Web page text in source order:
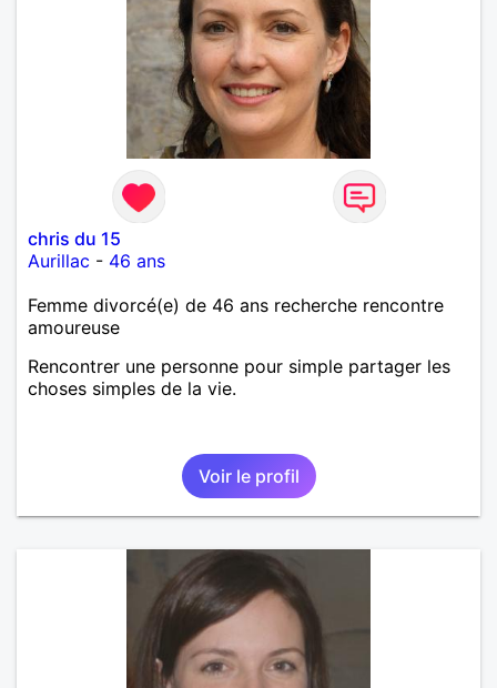
chris du 15
Aurillac - 46 ans
Femme divorcé(e) de 46 ans recherche rencontre
amoureuse
Rencontrer une personne pour simple partager les
choses simples de la vie.
Voir le profil